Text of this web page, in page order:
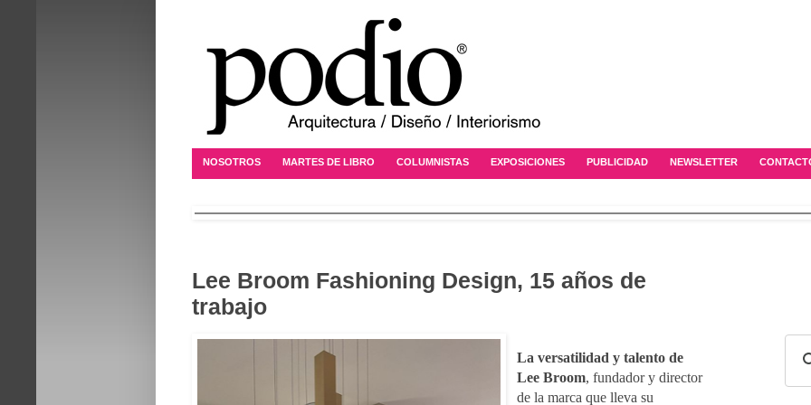
NOSOTROS MARTES DE LIBRO COLUMNISTAS EXPOSICIONES PUBLICIDAD NEWSLETTER
Lee Broom Fashioning Design, 15 años de
trabajo
La versatilidad y talento de
Lee Broom, fundador y director
de la marca que lleva su